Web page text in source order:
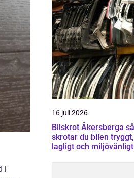
i
16 juli 2026
Bilskrot Åkersberga så
skrotar du bilen tryggt,
lagligt och miljövänligt